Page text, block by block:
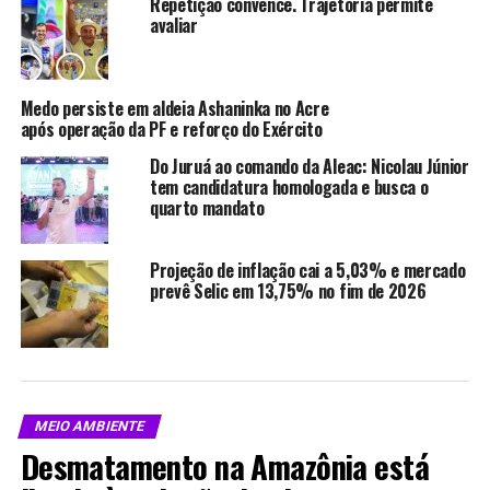
dado usado para justificar a intensificação das ações na
região. No comunicado, o órgão destacou que a Estação
Ecológica do Jari é uma unidade de proteção integral,
com exploração mineral proibida, e que o objetivo da
atuação integrada é “interromper a estrutura logística
que sustenta a expansão do garimpo ilegal”.
Em uma das frentes da ofensiva, a operação resultou
ainda na autuação de um piloto, multado em R$ 6,03
milhões por descumprimento de embargo da pista e por
envolvimento com atividade garimpeira ilegal, conforme
relato publicado a partir de informações do Ibama.
Compartilhe isso:
avaliar
Medo persiste em aldeia Ashaninka no Acre
após operação da PF e reforço do Exército
Do Juruá ao comando da Aleac: Nicolau Júnior
tem candidatura homologada e busca o
quarto mandato
Projeção de inflação cai a 5,03% e mercado
prevê Selic em 13,75% no fim de 2026
MEIO AMBIENTE
Desmatamento na Amazônia está